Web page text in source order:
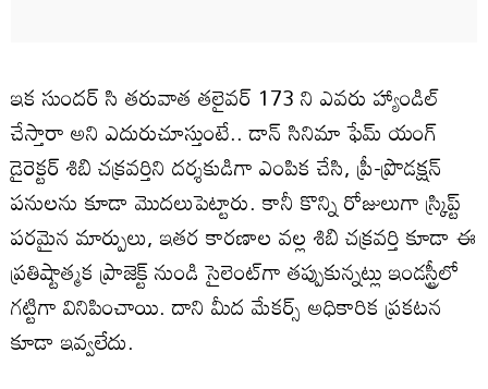
ఇక సుందర్ సి తరువాత తలైవర్ 173 ని ఎవరు హ్యాండిల్
చేస్తారా అని ఎదురుచూస్తుంటే.. డాన్ సినిమా ఫేమ్ యంగ్
డైరెక్టర్ శిబి చక్రవర్తిని దర్శకుడిగా ఎంపిక చేసి, ప్రీ-ప్రొడక్షన్
పనులను కూడా మొదలుపెట్టారు. కానీ కొన్ని రోజులుగా స్క్రిప్ట్
పరమైన మార్పులు, ఇతర కారణాల వల్ల శిబి చక్రవర్తి కూడా ఈ
ప్రతిష్టాత్మక ప్రాజెక్ట్ నుండి సైలెంట్‌గా తప్పుకున్నట్లు ఇండస్ట్రీలో
గట్టిగా వినిపించాయి. దాని మీద మేకర్స్ అధికారిక ప్రకటన
కూడా ఇవ్వలేదు.